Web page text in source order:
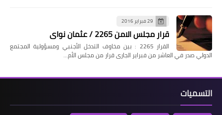
29 فبراير 2016
قرار مجلس الامن 2265 / عثمان نواى
القرار 2265 : بين مخاوف التدخل الأجنبي ومسؤولية المجتمع
الدولي صدر في العاشر من فبراير الجارى قرار من مجلس الأم…
التسميات